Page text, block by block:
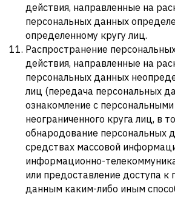
действия, направленные на
персональных данных
определенному кругу лиц.
Распространение
действия, направленные на
персональных данных
лиц (передача персональных
ознакомление с
неограниченного круга лиц, в
обнародование персональных
средствах массовой
информационно-
или предоставление доступа к
данным каким-либо иным